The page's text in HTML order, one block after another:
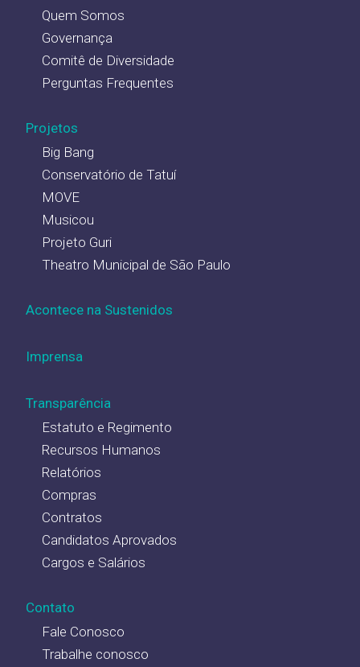
Quem Somos
Governança
Comitê de Diversidade
Perguntas Frequentes
Projetos
Big Bang
Conservatório de Tatuí
MOVE
Musicou
Projeto Guri
Theatro Municipal de São Paulo
Acontece na Sustenidos
Imprensa
Transparência
Estatuto e Regimento
Recursos Humanos
Relatórios
Compras
Contratos
Candidatos Aprovados
Cargos e Salários
Contato
Fale Conosco
Trabalhe conosco